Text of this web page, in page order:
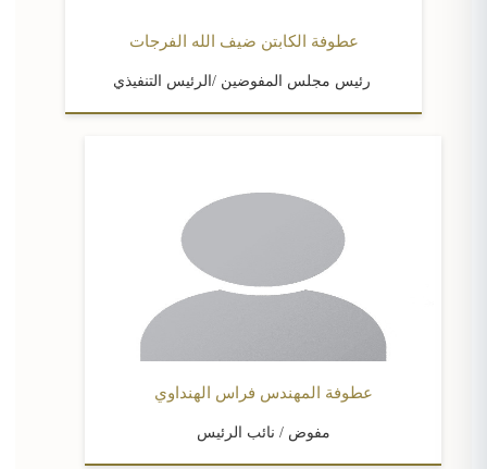
عطوفة الكابتن ضيف الله الفرجات
رئيس مجلس المفوضين /الرئيس التنفيذي
عطوفة المهندس فراس الهنداوي
مفوض / نائب الرئيس